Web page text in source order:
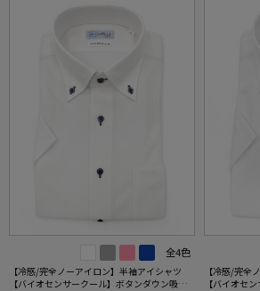
全4色
【冷感/完全ノーアイロン】半袖アイシャツ
【バイオセンサークール】ボタンダウン吸湿
【冷感/完全
【バイオセ